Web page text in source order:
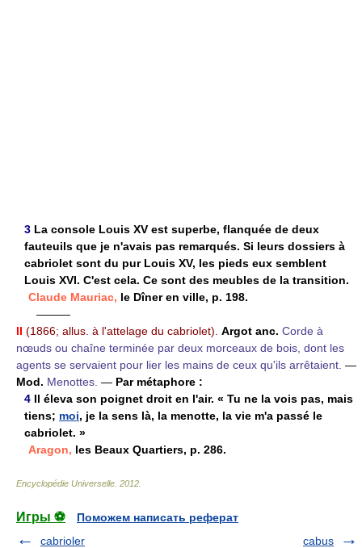
3 La console Louis XV est superbe, flanquée de deux
fauteuils que je n'avais pas remarqués. Si leurs dossiers à
cabriolet sont du pur Louis XV, les pieds eux semblent
Louis XVI. C'est cela. Ce sont des meubles de la transition.
Claude Mauriac, le Dîner en ville, p. 198.
———
II (1866; allus. à l'attelage du cabriolet). Argot anc. Corde à
nœuds ou chaîne terminée par deux morceaux de bois, dont les
agents se servaient pour lier les mains de ceux qu'ils arrêtaient. —
Mod. Menottes. — Par métaphore :
4 Il éleva son poignet droit en l'air. « Tu ne la vois pas, mais
tiens; moi, je la sens là, la menotte, la vie m'a passé le
cabriolet. »
Aragon, les Beaux Quartiers, p. 286.
Encyclopédie Universelle 2012
Игры ⚽
Поможем написать реферат
cabrioler
cabus